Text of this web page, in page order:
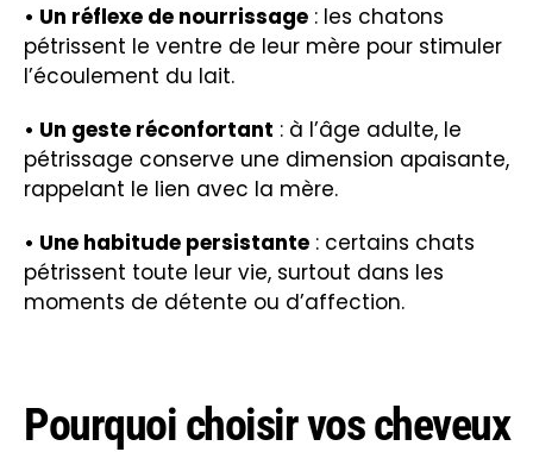
• Un réflexe de nourrissage : les chatons
pétrissent le ventre de leur mère pour stimuler
l’écoulement du lait.
• Un geste réconfortant : à l’âge adulte, le
pétrissage conserve une dimension apaisante,
rappelant le lien avec la mère.
• Une habitude persistante : certains chats
pétrissent toute leur vie, surtout dans les
moments de détente ou d’affection.
Pourquoi choisir vos cheveux